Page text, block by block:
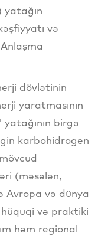
və
dövlətinin
yaratmasının
birgə
karbohidrogen
(məsələn,
Avropa və dünya
hüquqi və praktiki
həm regional